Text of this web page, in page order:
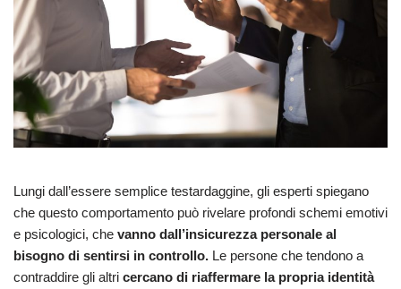
Lungi dall’essere semplice testardaggine, gli esperti spiegano
che questo comportamento può rivelare profondi schemi emotivi
e psicologici, che vanno dall’insicurezza personale al
bisogno di sentirsi in controllo. Le persone che tendono a
contraddire gli altri cercano di riaffermare la propria identità